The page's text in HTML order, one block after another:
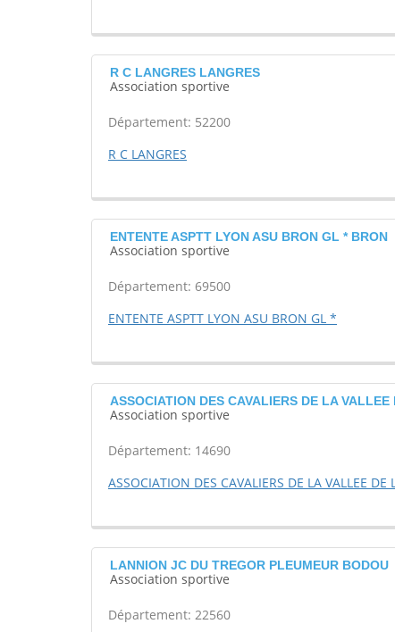
R C LANGRES LANGRES
Association sportive
Département: 52200
R C LANGRES
ENTENTE ASPTT LYON ASU BRON GL * BRON
Association sportive
Département: 69500
ENTENTE ASPTT LYON ASU BRON GL *
ASSOCIATION DES CAVALIERS DE LA
Association sportive
Département: 14690
ASSOCIATION DES CAVALIERS DE LA VALLEE
LANNION JC DU TREGOR PLEUMEUR BODOU
Association sportive
Département: 22560